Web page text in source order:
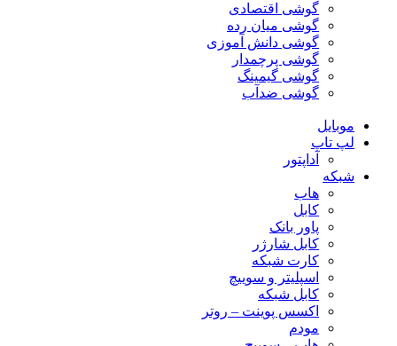
گوشی اقتصادی
گوشی میان رده
گوشی دانش آموزی
گوشی پرچمدار
گوشی گیمینگ
گوشی ضدآب
موبایل
لپ تاپ
آداپتور
شبکه
هاب
کابل
پاور بانک
کابل شارژر
کارت شبکه
اسپلیتر و سوییچ
کابل شبکه
اکسس پوینت – روتر
مودم